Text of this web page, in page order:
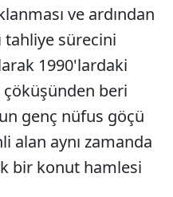
ve ardından
tahliye sürecini
1990'lardaki
çöküşünden beri
genç nüfus göçü
alan aynı zamanda
bir konut hamlesi